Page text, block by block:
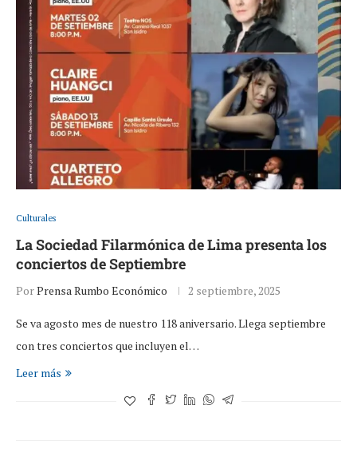
Culturales
La Sociedad Filarmónica de Lima presenta los
conciertos de Septiembre
PorPrensa Rumbo Económico 2 septiembre, 2025
Se va agosto mes de nuestro 118 aniversario. Llega septiembre
con tres conciertos que incluyen el…
Leer más